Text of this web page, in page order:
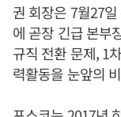
권 회장은 7월27
에 곧장 긴급 본부
규직 전환 문제, 1
력활동을 눈앞의